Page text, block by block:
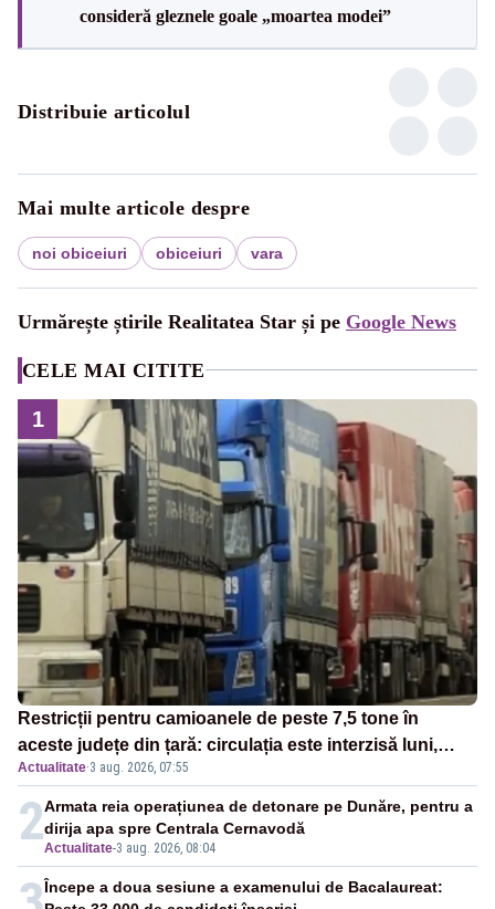
consideră gleznele goale „moartea modei”
Distribuie articolul
Mai multe articole despre
noi obiceiuri obiceiuri vara
Urmărește știrile Realitatea Star și pe Google News
CELE MAI CITITE
1
Restricții pentru camioanele de peste 7,5 tone în
aceste județe din țară: circulația este interzisă luni,
între orele 12:00 și 20:00
Actualitate·3 aug. 2026, 07:55
2Actualitate-3 aug. 2026, 08:04
Armata reia operațiunea de detonare pe Dunăre, pentru a
dirija apa spre Centrala Cernavodă
Începe a doua sesiune a examenului de Bacalaureat: